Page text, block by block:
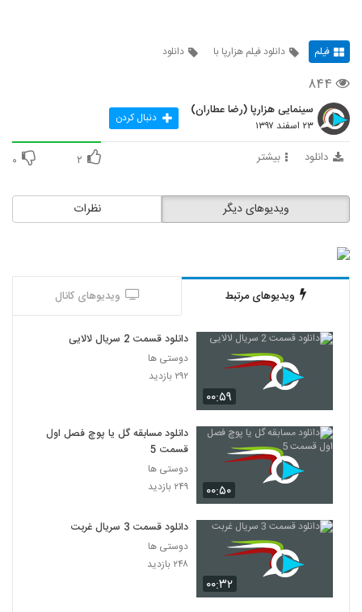
فیلم دانلود فیلم هزارپا با دانلود
۸۴۴
سینمایی هزارپا (رضا عطاران)
۲۳ اسفند ۱۳۹۷ دنبال کردن
دانلود بیشتر ۲ ۰
نظرات ویدیوهای دیگر
ویدیوهای مرتبط ویدیوهای کانال
۰۰:۵۹
دانلود قسمت 2 سریال لالایی
دوستی ها
۲۹۲ بازدید
۰۰:۵۰
دانلود مسابقه گل یا پوچ فصل اول
قسمت 5
دوستی ها
۲۴۹ بازدید
۰۰:۳۲
دانلود قسمت 3 سریال غربت
دوستی ها
۲۴۸ بازدید